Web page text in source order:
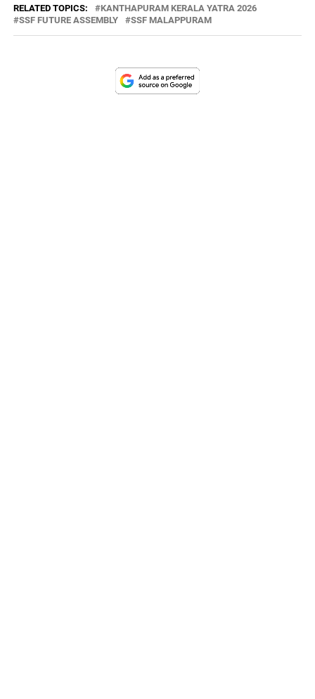
RELATED TOPICS:
KANTHAPURAM KERALA YATRA 2026
SSF FUTURE ASSEMBLY
SSF MALAPPURAM